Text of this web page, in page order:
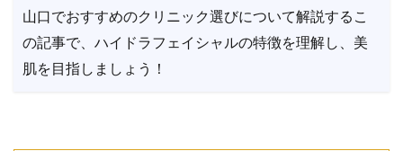
山口でおすすめのクリニック選びについて解説するこ
の記事で、ハイドラフェイシャルの特徴を理解し、美
肌を目指しましょう！